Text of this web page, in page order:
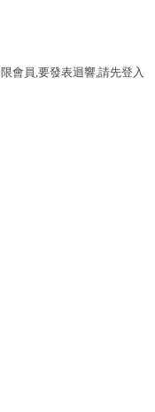
限會員,要發表迴響,請先登入